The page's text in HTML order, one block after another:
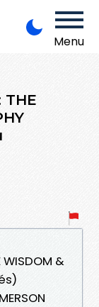
Menu
THE
WISDOM &